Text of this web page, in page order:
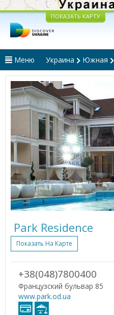
ПОКАЗАТЬ КАРТУ
Меню Украина Южная
Park Residence
Показать На Карте
+38(048)7800400
Французский бульвар 85
www.park.od.ua